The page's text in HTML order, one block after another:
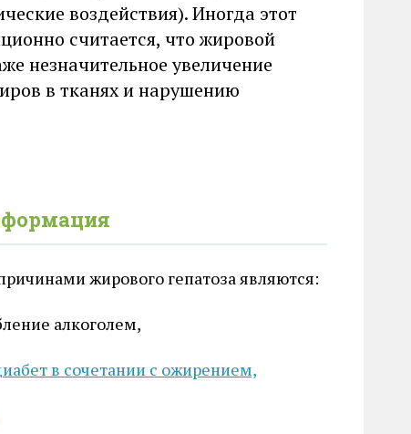
воздействия). Иногда этот
считается, что жировой
незначительное увеличение
в тканях и нарушению
жирового гепатоза являются:
алкоголем,
в сочетании с ожирением,